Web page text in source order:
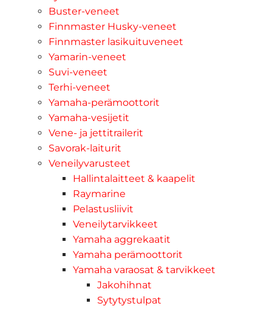
Buster-veneet
Finnmaster Husky-veneet
Finnmaster lasikuituveneet
Yamarin-veneet
Suvi-veneet
Terhi-veneet
Yamaha-perämoottorit
Yamaha-vesijetit
Vene- ja jettitrailerit
Savorak-laiturit
Veneilyvarusteet
Hallintalaitteet & kaapelit
Raymarine
Pelastusliivit
Veneilytarvikkeet
Yamaha aggrekaatit
Yamaha perämoottorit
Yamaha varaosat & tarvikkeet
Jakohihnat
Sytytystulpat